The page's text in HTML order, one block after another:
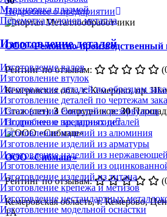
Маркировка плазмой
Перемотка рулонов металла
Изготовление деталей
Изготовление валов
Изготовление втулок
Изготовление деталей по образцам
Изготовление деталей по чертежам
Изготовление ёмкостей и резервуаров
Изготовление закладных деталей
Изготовление изделий из алюминия
Изготовление изделий из арматуры
Изготовление изделий из
Изготовление изделий из
Изготовление изделий из титана
Изготовление крепежа и метизов
Изготовление нестандартных
Изготовление модельной оснастки
Подробнее о предприятии
ООО «Ремонтно-производственный
Рейтинг по отзывам:
Кемеровская обл., г. Кемерово, пр.
Стаж (лет):3 Сотрудников:30
Подробнее о предприятии
ООО «Сибмаш»
Рейтинг по отзывам:
Кемеровская область, г. Кемерово,
1А